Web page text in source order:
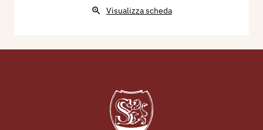
Visualizza scheda